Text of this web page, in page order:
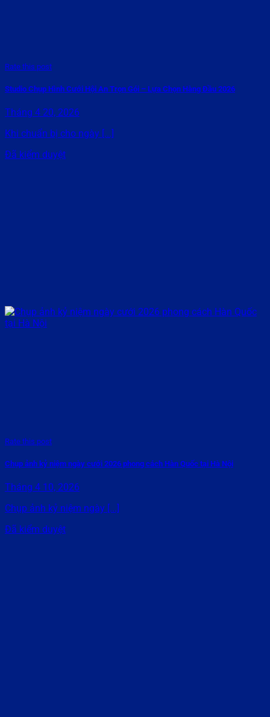
Rate this post
Studio Chụp Hình Cưới Hội An Trọn Gói – Lựa Chọn Hàng Đầu 2026
Tháng 4 20, 2026
Khi chuẩn bị cho ngày [...]
Đã kiểm duyệt
Rate this post
Chụp ảnh kỷ niệm ngày cưới 2026 phong cách Hàn Quốc tại Hà Nội
Tháng 4 10, 2026
Chụp ảnh kỷ niệm ngày [...]
Đã kiểm duyệt